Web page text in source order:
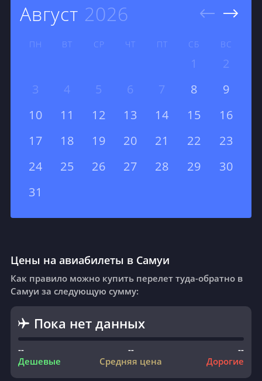
август 2026
ПН ВТ СР ЧТ ПТ СБ ВС
1
2
3
4 5 6 7 8
9
10
11 12 13 14 15
16
17
18 19 20 21 22
23
24
25 26 27 28 29
30
31
Цены на авиабилеты в Самуи
Как правило можно купить перелет туда-обратно в
Самуи за следующую сумму:
Пока нет данных
--
Дешевые
--
Средняя цена
--
Дорогие